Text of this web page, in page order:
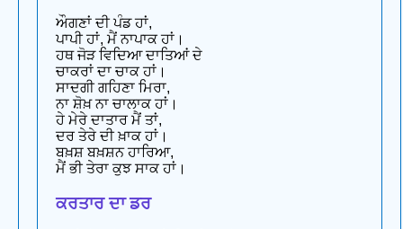
ਔਗਣਾਂ ਦੀ ਪੰਡ ਹਾਂ,
ਪਾਪੀ ਹਾਂ, ਮੈਂ ਨਾਪਾਕ ਹਾਂ।
ਹਥ ਜੋੜ ਵਿਦਿਆ ਦਾਤਿਆਂ ਦੇ
ਚਾਕਰਾਂ ਦਾ ਚਾਕ ਹਾਂ।
ਸਾਦਗੀ ਗਹਿਣਾ ਮਿਰਾ,
ਨਾ ਸ਼ੋਖ਼ ਨਾ ਚਾਲਾਕ ਹਾਂ।
ਹੇ ਮੇਰੇ ਦਾਤਾਰ ਮੈਂ ਤਾਂ,
ਦਰ ਤੇਰੇ ਦੀ ਖ਼ਾਕ ਹਾਂ।
ਬਖ਼ਸ਼ ਬਖ਼ਸ਼ਨ ਹਾਰਿਆ,
ਮੈਂ ਭੀ ਤੇਰਾ ਕੁਝ ਸਾਕ ਹਾਂ।
ਕਰਤਾਰ ਦਾ ਡਰ